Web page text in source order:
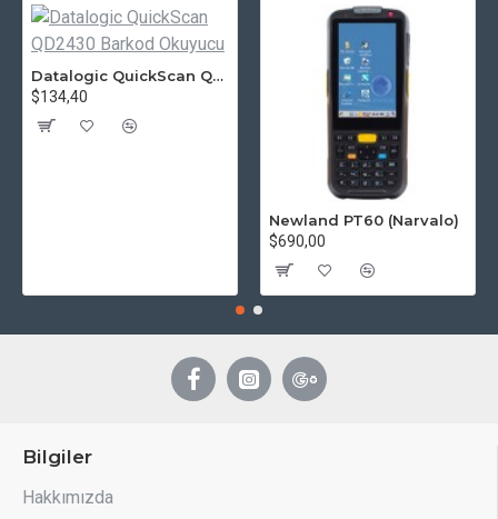
Datalogic QuickScan QD2430 Barkod Okuyucu
$134,40
Newland PT60 (Narvalo)
$690,00
Bilgiler
Hakkımızda